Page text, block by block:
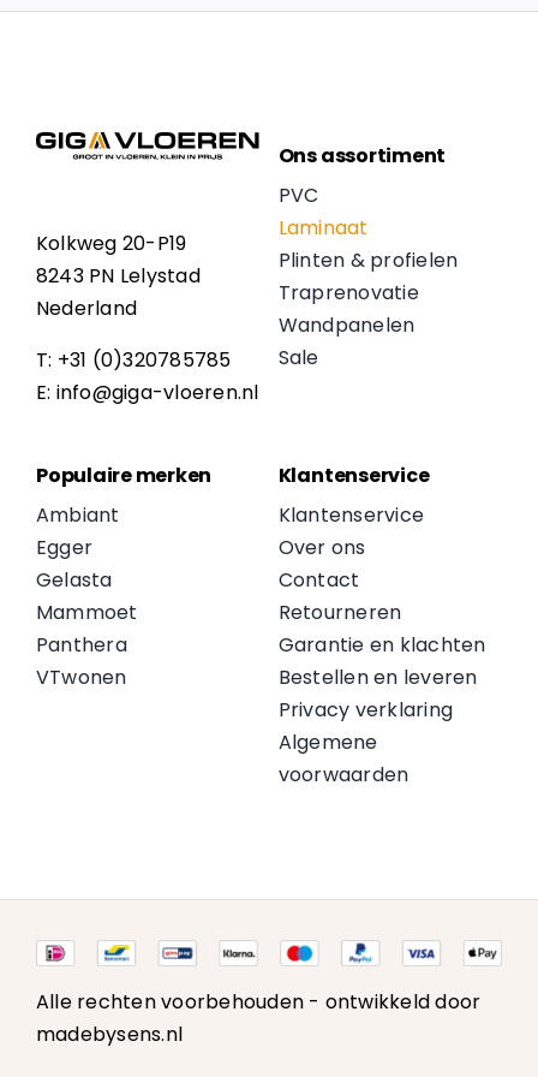
Kolkweg 20-P19
8243 PN Lelystad
Nederland
T: +31 (0)320785785
E: info@giga-vloeren.nl
Ons assortiment
PVC
Laminaat
Plinten & profielen
Traprenovatie
Wandpanelen
Sale
Populaire merken
Ambiant
Egger
Gelasta
Mammoet
Panthera
VTwonen
Klantenservice
Klantenservice
Over ons
Contact
Retourneren
Garantie en klachten
Bestellen en leveren
Privacy verklaring
Algemene
voorwaarden
Alle rechten voorbehouden - ontwikkeld door
madebysens.nl